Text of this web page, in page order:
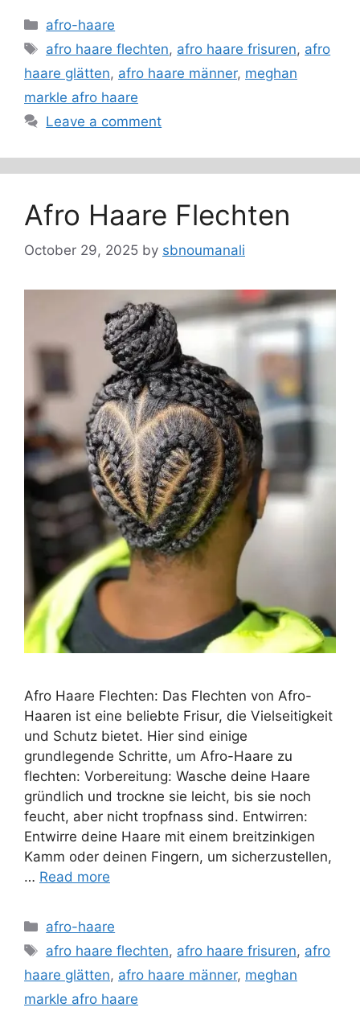
Categories
afro-haare
Tags
afro haare flechten, afro haare frisuren, afro
haare glätten, afro haare männer, meghan
markle afro haare
Leave a comment
Afro Haare Flechten
October 29, 2025 by sbnoumanali
Afro Haare Flechten: Das Flechten von Afro-
Haaren ist eine beliebte Frisur, die Vielseitigkeit
und Schutz bietet. Hier sind einige
grundlegende Schritte, um Afro-Haare zu
flechten: Vorbereitung: Wasche deine Haare
gründlich und trockne sie leicht, bis sie noch
feucht, aber nicht tropfnass sind. Entwirren:
Entwirre deine Haare mit einem breitzinkigen
Kamm oder deinen Fingern, um sicherzustellen,
… Read more
Categories
afro-haare
Tags
afro haare flechten, afro haare frisuren, afro
haare glätten, afro haare männer, meghan
markle afro haare